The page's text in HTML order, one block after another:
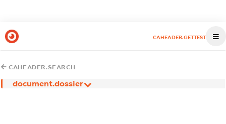
CAHEADER.GETTEST
CAHEADER.SEARCH
document.dossier